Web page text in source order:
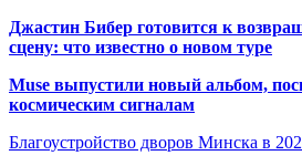
Джастин Бибер готовится к
сцену: что известно о новом туре
Muse выпустили новый альбом,
космическим сигналам
Благоустройство дворов Минска в